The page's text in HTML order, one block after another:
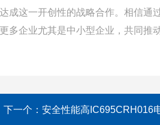
成这一开创性的战略合作。相信通
多企业尤其是中小型企业，共同推
下一个： 安全性能高IC695CRH016